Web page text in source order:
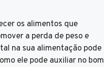
os alimentos que
a perda de peso e
na sua alimentação pode
ele pode auxiliar no bom